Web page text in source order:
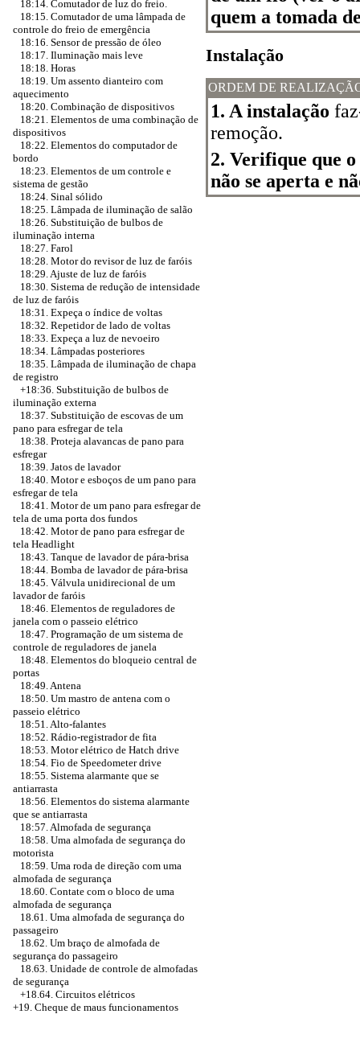
18:14. Comutador de luz do freio.
18:15. Comutador de uma lâmpada de
controle do freio de emergência
18:16. Sensor de pressão de óleo
18:17. Iluminação mais leve
18:18. Horas
18:19. Um assento dianteiro com
aquecimento
18:20. Combinação de dispositivos
18:21. Elementos de uma combinação de
dispositivos
18:22. Elementos do computador de
bordo
18:23. Elementos de um controle e
sistema de gestão
18:24. Sinal sólido
18:25. Lâmpada de iluminação de salão
18:26. Substituição de bulbos de
iluminação interna
18:27. Farol
18:28. Motor do revisor de luz de faróis
18:29. Ajuste de luz de faróis
18:30. Sistema de redução de intensidade
de luz de faróis
18:31. Expeça o índice de voltas
18:32. Repetidor de lado de voltas
18:33. Expeça a luz de nevoeiro
18:34. Lâmpadas posteriores
18:35. Lâmpada de iluminação de chapa
de registro
+18:36. Substituição de bulbos de
iluminação externa
18:37. Substituição de escovas de um
pano para esfregar de tela
18:38. Proteja alavancas de pano para
esfregar
18:39. Jatos de lavador
18:40. Motor e esboços de um pano para
esfregar de tela
18:41. Motor de um pano para esfregar de
tela de uma porta dos fundos
18:42. Motor de pano para esfregar de
tela Headlight
18:43. Tanque de lavador de pára-brisa
18:44. Bomba de lavador de pára-brisa
18:45. Válvula unidirecional de um
lavador de faróis
18:46. Elementos de reguladores de
janela com o passeio elétrico
18:47. Programação de um sistema de
controle de reguladores de janela
18:48. Elementos do bloqueio central de
portas
18:49. Antena
18:50. Um mastro de antena com o
passeio elétrico
18:51. Alto-falantes
18:52. Rádio-registrador de fita
18:53. Motor elétrico de Hatch drive
18:54. Fio de Speedometer drive
18:55. Sistema alarmante que se
antiarrasta
18:56. Elementos do sistema alarmante
que se antiarrasta
18:57. Almofada de segurança
18:58. Uma almofada de segurança do
motorista
18:59. Uma roda de direção com uma
almofada de segurança
18.60. Contate com o bloco de uma
almofada de segurança
18.61. Uma almofada de segurança do
passageiro
18.62. Um braço de almofada de
segurança do passageiro
18.63. Unidade de controle de almofadas
de segurança
+18.64. Circuitos elétricos
+19. Cheque de maus funcionamentos
quem a tomada
Instalação
ORDEM DE
1. A instalação
remoção.
2. Verifique que
não se aperta e